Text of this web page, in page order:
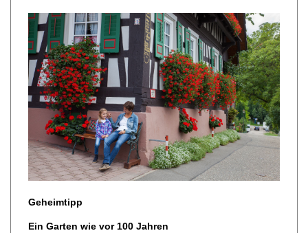
Geheimtipp
Ein Garten wie vor 100 Jahren